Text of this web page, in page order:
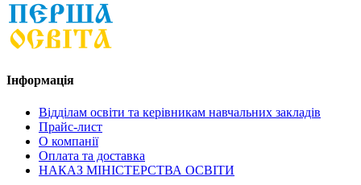
Інформація
Відділам освіти та керівникам навчальних закладів
Прайс-лист
О компанії
Оплата та доставка
НАКАЗ МІНІСТЕРСТВА ОСВІТИ